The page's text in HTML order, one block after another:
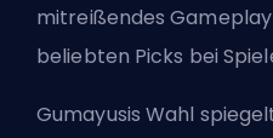
mitreißendes
beliebten Picks bei
Gumayusis Wahl